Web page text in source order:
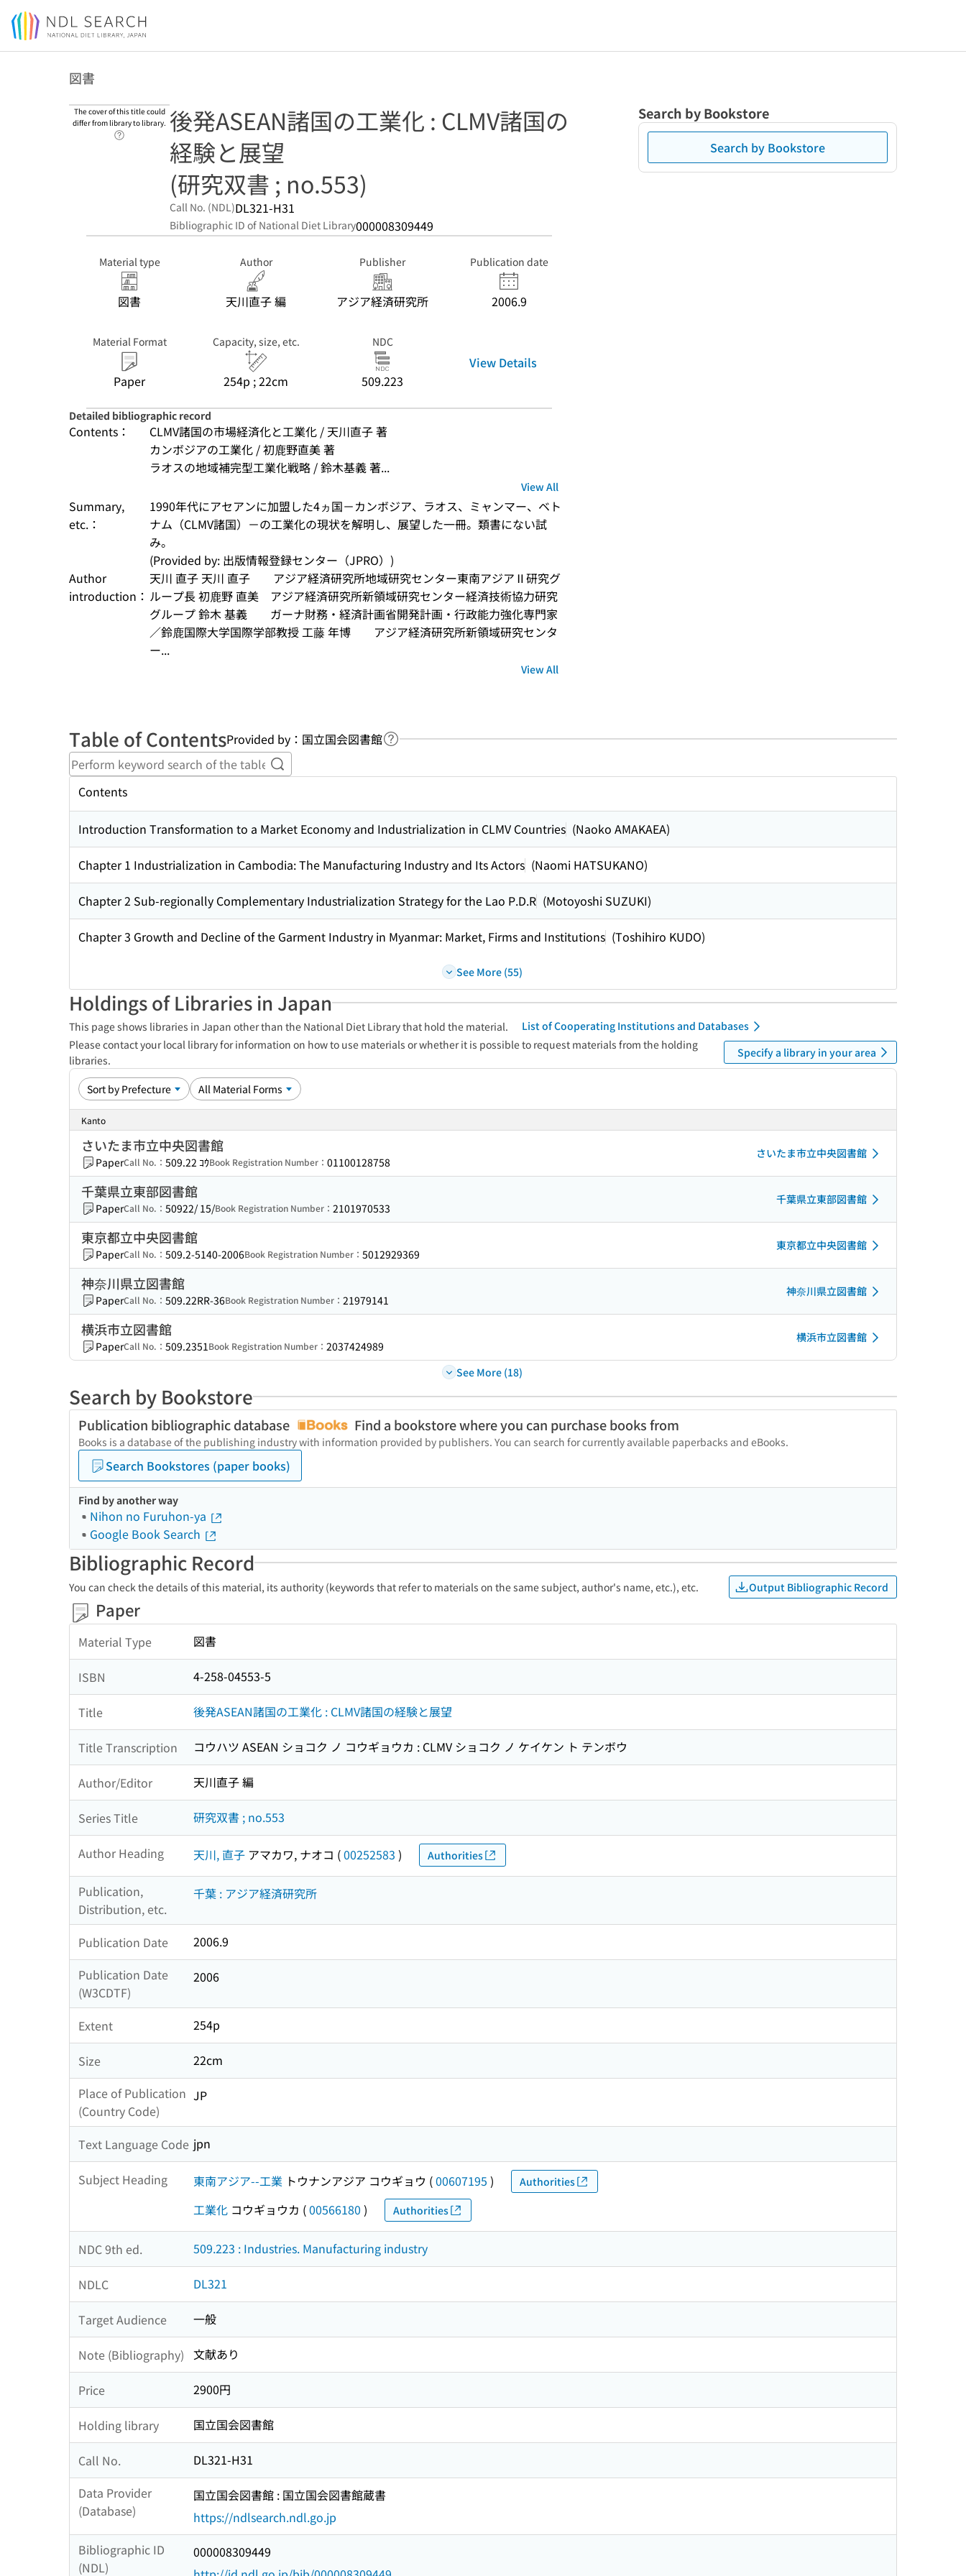
Jump to main content
図書
The cover of this title could
differ from library to library.
Link to Help Page
後発ASEAN諸国の工業化 : CLMV諸国の
経験と展望
(研究双書 ; no.553)
Call No. (NDL)DL321-H31
Bibliographic ID of National Diet Library000008309449
Material type
図書
Author
天川直子 編
Publisher
アジア経済研究所
Publication date
2006.9
Material Format
Paper
Capacity, size, etc.
254p ; 22cm
NDC
509.223
View Details
Detailed bibliographic record
Contents：
CLMV諸国の市場経済化と工業化 / 天川直子 著
カンボジアの工業化 / 初鹿野直美 著
ラオスの地域補完型工業化戦略 / 鈴木基義 著...
View All
Summary,
etc.：
1990年代にアセアンに加盟した4ヵ国－カンボジア、ラオス、ミャンマー、ベト
ナム（CLMV諸国）－の工業化の現状を解明し、展望した一冊。類書にない試
み。
(Provided by: 出版情報登録センター（JPRO）)
Author
introduction：
天川 直子 天川 直子　　アジア経済研究所地域研究センター東南アジアⅡ研究グ
ループ長 初鹿野 直美　アジア経済研究所新領域研究センター経済技術協力研究
グループ 鈴木 基義　　ガーナ財務・経済計画省開発計画・行政能力強化専門家
／鈴鹿国際大学国際学部教授 工藤 年博　　アジア経済研究所新領域研究センタ
ー...
View All
Search by Bookstore
Search by Bookstore
Table of ContentsProvided by：国立国会図書館 Link to Help Page
Perform keyword search of the table of contents
Contents
Introduction Transformation to a Market Economy and Industrialization in CLMV Countries (Naoko AMAKAEA)
Chapter 1 Industrialization in Cambodia: The Manufacturing Industry and Its Actors (Naomi HATSUKANO)
Chapter 2 Sub-regionally Complementary Industrialization Strategy for the Lao P.D.R (Motoyoshi SUZUKI)
Chapter 3 Growth and Decline of the Garment Industry in Myanmar: Market, Firms and Institutions (Toshihiro KUDO)
See More (55)
Holdings of Libraries in Japan
This page shows libraries in Japan other than the National Diet Library that hold the material.
List of Cooperating Institutions and Databases
Please contact your local library for information on how to use materials or whether it is possible to request materials from the holding
libraries.
Specify a library in your area
Kanto
さいたま市立中央図書館
PaperCall No.： 509.22 ｺｳBook Registration Number： 01100128758
さいたま市立中央図書館
千葉県立東部図書館
PaperCall No.： 50922/ 15/Book Registration Number： 2101970533
千葉県立東部図書館
東京都立中央図書館
PaperCall No.： 509.2-5140-2006Book Registration Number： 5012929369
東京都立中央図書館
神奈川県立図書館
PaperCall No.： 509.22RR-36Book Registration Number： 21979141
神奈川県立図書館
横浜市立図書館
PaperCall No.： 509.2351Book Registration Number： 2037424989
横浜市立図書館
See More (18)
Search by Bookstore
Publication bibliographic database Find a bookstore where you can purchase books from
Books is a database of the publishing industry with information provided by publishers. You can search for currently available paperbacks and eBooks.
Search Bookstores (paper books)
Find by another way
Nihon no Furuhon-ya
Google Book Search
Bibliographic Record
You can check the details of this material, its authority (keywords that refer to materials on the same subject, author's name, etc.), etc. Output Bibliographic Record
Paper
Material Type 図書
ISBN 4-258-04553-5
Title 後発ASEAN諸国の工業化 : CLMV諸国の経験と展望
Title Transcription コウハツ ASEAN ショコク ノ コウギョウカ : CLMV ショコク ノ ケイケン ト テンボウ
Author/Editor 天川直子 編
Series Title 研究双書 ; no.553
Author Heading 天川, 直子 アマカワ, ナオコ (00252583 ) Authorities
Publication,
Distribution, etc.
千葉 : アジア経済研究所
Publication Date
2006.9
Publication Date
(W3CDTF)
2006
Extent 254p
Size
22cm
Place of Publication
(Country Code)
JP
Text Language Code jpn
Subject Heading 東南アジア--工業 トウナンアジア コウギョウ (00607195 ) Authorities
工業化 コウギョウカ (00566180 ) Authorities
NDC 9th ed. 509.223 : Industries. Manufacturing industry
NDLC DL321
Target Audience 一般
Note (Bibliography) 文献あり
Price 2900円
Holding library 国立国会図書館
Call No.
DL321-H31
Data Provider
(Database)
国立国会図書館 : 国立国会図書館蔵書
https://ndlsearch.ndl.go.jp
Bibliographic ID
(NDL)
000008309449